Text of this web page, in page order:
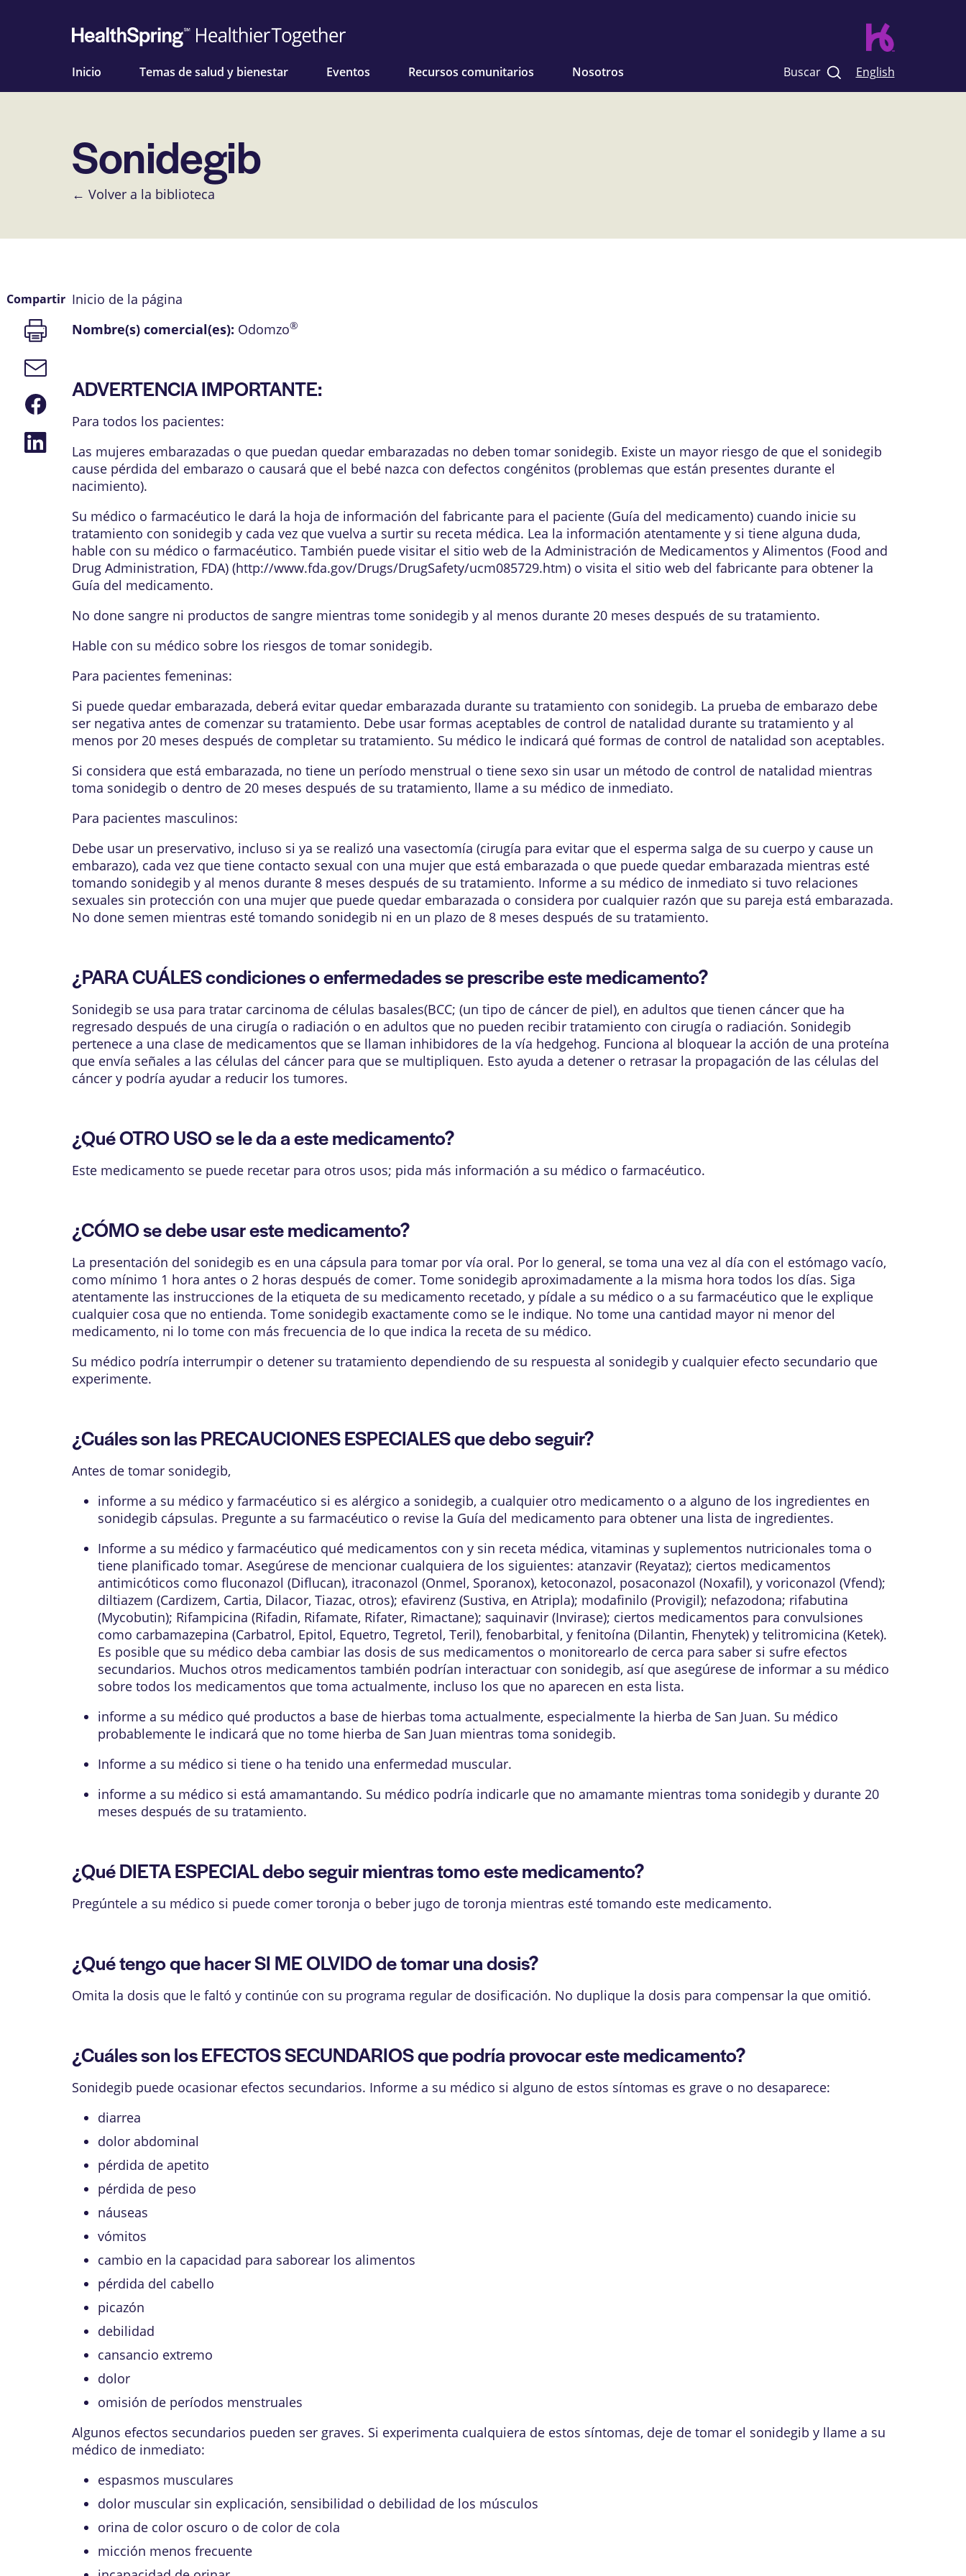
Inicio Temas de salud y bienestar Eventos Recursos comunitarios Nosotros Buscar English
Sonidegib
← Volver a la biblioteca
Inicio de la página
Nombre(s) comercial(es): Odomzo®
ADVERTENCIA IMPORTANTE:
Para todos los pacientes:
Las mujeres embarazadas o que puedan quedar embarazadas no deben tomar sonidegib. Existe un mayor riesgo de que el sonidegib
cause pérdida del embarazo o causará que el bebé nazca con defectos congénitos (problemas que están presentes durante el
nacimiento).
Su médico o farmacéutico le dará la hoja de información del fabricante para el paciente (Guía del medicamento) cuando inicie su
tratamiento con sonidegib y cada vez que vuelva a surtir su receta médica. Lea la información atentamente y si tiene alguna duda,
hable con su médico o farmacéutico. También puede visitar el sitio web de la Administración de Medicamentos y Alimentos (Food and
Drug Administration, FDA) (http://www.fda.gov/Drugs/DrugSafety/ucm085729.htm) o visita el sitio web del fabricante para obtener la
Guía del medicamento.
No done sangre ni productos de sangre mientras tome sonidegib y al menos durante 20 meses después de su tratamiento.
Hable con su médico sobre los riesgos de tomar sonidegib.
Para pacientes femeninas:
Si puede quedar embarazada, deberá evitar quedar embarazada durante su tratamiento con sonidegib. La prueba de embarazo debe
ser negativa antes de comenzar su tratamiento. Debe usar formas aceptables de control de natalidad durante su tratamiento y al
menos por 20 meses después de completar su tratamiento. Su médico le indicará qué formas de control de natalidad son aceptables.
Si considera que está embarazada, no tiene un período menstrual o tiene sexo sin usar un método de control de natalidad mientras
toma sonidegib o dentro de 20 meses después de su tratamiento, llame a su médico de inmediato.
Para pacientes masculinos:
Debe usar un preservativo, incluso si ya se realizó una vasectomía (cirugía para evitar que el esperma salga de su cuerpo y cause un
embarazo), cada vez que tiene contacto sexual con una mujer que está embarazada o que puede quedar embarazada mientras esté
tomando sonidegib y al menos durante 8 meses después de su tratamiento. Informe a su médico de inmediato si tuvo relaciones
sexuales sin protección con una mujer que puede quedar embarazada o considera por cualquier razón que su pareja está embarazada.
No done semen mientras esté tomando sonidegib ni en un plazo de 8 meses después de su tratamiento.
¿PARA CUÁLES condiciones o enfermedades se prescribe este medicamento?
Sonidegib se usa para tratar carcinoma de células basales(BCC; (un tipo de cáncer de piel), en adultos que tienen cáncer que ha
regresado después de una cirugía o radiación o en adultos que no pueden recibir tratamiento con cirugía o radiación. Sonidegib
pertenece a una clase de medicamentos que se llaman inhibidores de la vía hedgehog. Funciona al bloquear la acción de una proteína
que envía señales a las células del cáncer para que se multipliquen. Esto ayuda a detener o retrasar la propagación de las células del
cáncer y podría ayudar a reducir los tumores.
¿Qué OTRO USO se le da a este medicamento?
Este medicamento se puede recetar para otros usos; pida más información a su médico o farmacéutico.
¿CÓMO se debe usar este medicamento?
La presentación del sonidegib es en una cápsula para tomar por vía oral. Por lo general, se toma una vez al día con el estómago vacío,
como mínimo 1 hora antes o 2 horas después de comer. Tome sonidegib aproximadamente a la misma hora todos los días. Siga
atentamente las instrucciones de la etiqueta de su medicamento recetado, y pídale a su médico o a su farmacéutico que le explique
cualquier cosa que no entienda. Tome sonidegib exactamente como se le indique. No tome una cantidad mayor ni menor del
medicamento, ni lo tome con más frecuencia de lo que indica la receta de su médico.
Su médico podría interrumpir o detener su tratamiento dependiendo de su respuesta al sonidegib y cualquier efecto secundario que
experimente.
¿Cuáles son las PRECAUCIONES ESPECIALES que debo seguir?
Antes de tomar sonidegib,
informe a su médico y farmacéutico si es alérgico a sonidegib, a cualquier otro medicamento o a alguno de los ingredientes en
sonidegib cápsulas. Pregunte a su farmacéutico o revise la Guía del medicamento para obtener una lista de ingredientes.
Informe a su médico y farmacéutico qué medicamentos con y sin receta médica, vitaminas y suplementos nutricionales toma o
tiene planificado tomar. Asegúrese de mencionar cualquiera de los siguientes: atanzavir (Reyataz); ciertos medicamentos
antimicóticos como fluconazol (Diflucan), itraconazol (Onmel, Sporanox), ketoconazol, posaconazol (Noxafil), y voriconazol (Vfend);
diltiazem (Cardizem, Cartia, Dilacor, Tiazac, otros); efavirenz (Sustiva, en Atripla); modafinilo (Provigil); nefazodona; rifabutina
(Mycobutin); Rifampicina (Rifadin, Rifamate, Rifater, Rimactane); saquinavir (Invirase); ciertos medicamentos para convulsiones
como carbamazepina (Carbatrol, Epitol, Equetro, Tegretol, Teril), fenobarbital, y fenitoína (Dilantin, Fhenytek) y telitromicina (Ketek).
Es posible que su médico deba cambiar las dosis de sus medicamentos o monitorearlo de cerca para saber si sufre efectos
secundarios. Muchos otros medicamentos también podrían interactuar con sonidegib, así que asegúrese de informar a su médico
sobre todos los medicamentos que toma actualmente, incluso los que no aparecen en esta lista.
informe a su médico qué productos a base de hierbas toma actualmente, especialmente la hierba de San Juan. Su médico
probablemente le indicará que no tome hierba de San Juan mientras toma sonidegib.
Informe a su médico si tiene o ha tenido una enfermedad muscular.
informe a su médico si está amamantando. Su médico podría indicarle que no amamante mientras toma sonidegib y durante 20
meses después de su tratamiento.
¿Qué DIETA ESPECIAL debo seguir mientras tomo este medicamento?
Pregúntele a su médico si puede comer toronja o beber jugo de toronja mientras esté tomando este medicamento.
¿Qué tengo que hacer SI ME OLVIDO de tomar una dosis?
Omita la dosis que le faltó y continúe con su programa regular de dosificación. No duplique la dosis para compensar la que omitió.
¿Cuáles son los EFECTOS SECUNDARIOS que podría provocar este medicamento?
Sonidegib puede ocasionar efectos secundarios. Informe a su médico si alguno de estos síntomas es grave o no desaparece:
diarrea
dolor abdominal
pérdida de apetito
pérdida de peso
náuseas
vómitos
cambio en la capacidad para saborear los alimentos
pérdida del cabello
picazón
debilidad
cansancio extremo
dolor
omisión de períodos menstruales
Algunos efectos secundarios pueden ser graves. Si experimenta cualquiera de estos síntomas, deje de tomar el sonidegib y llame a su
médico de inmediato:
espasmos musculares
dolor muscular sin explicación, sensibilidad o debilidad de los músculos
orina de color oscuro o de color de cola
micción menos frecuente
Compartir
Imprimir
página
Enlace
de
correo
electrónico
Compartir
en
Facebook
Compartir
en
LinkedIn